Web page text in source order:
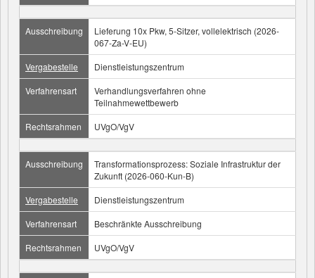
Ausschreibung
Lieferung 10x Pkw, 5-Sitzer, vollelektrisch (2026-
067-Za-V-EU)
Vergabestelle
Dienstleistungszentrum
Verfahrensart
Verhandlungsverfahren ohne
Teilnahmewettbewerb
Rechtsrahmen
UVgO/VgV
Ausschreibung
Transformationsprozess: Soziale Infrastruktur der
Zukunft (2026-060-Kun-B)
Vergabestelle
Dienstleistungszentrum
Verfahrensart
Beschränkte Ausschreibung
Rechtsrahmen
UVgO/VgV